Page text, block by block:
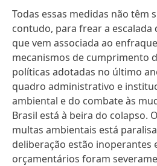
Todas essas medidas não têm
contudo, para frear a escalada
que vem associada ao
mecanismos de cumprimento
políticas adotadas no último
quadro administrativo e
ambiental e do combate às
Brasil está à beira do colapso.
multas ambientais está
deliberação estão inoperantes
orçamentários foram